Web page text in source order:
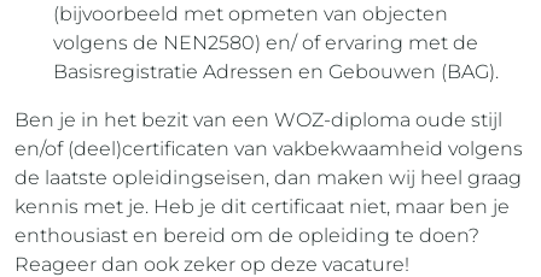
(bijvoorbeeld met opmeten van objecten
volgens de NEN2580) en/ of ervaring met de
Basisregistratie Adressen en Gebouwen (BAG).
Ben je in het bezit van een WOZ-diploma oude stijl
en/of (deel)certificaten van vakbekwaamheid volgens
de laatste opleidingseisen, dan maken wij heel graag
kennis met je. Heb je dit certificaat niet, maar ben je
enthousiast en bereid om de opleiding te doen?
Reageer dan ook zeker op deze vacature!